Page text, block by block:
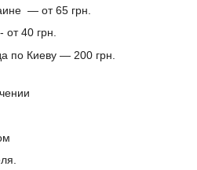
— от 65 грн.
от 40 грн.
по Киеву — 200 грн.